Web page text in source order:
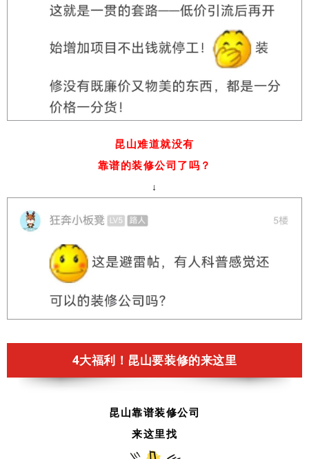
昆山难道就没有
靠谱的装修公司了吗？
↓
4大福利！昆山要装修的来这里
昆山靠谱装修公司
来这里找